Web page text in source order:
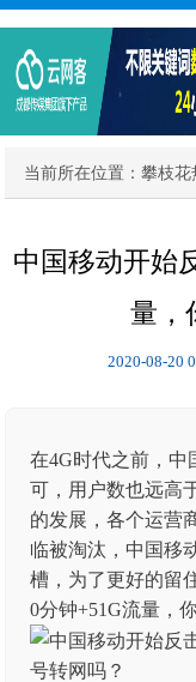
当前所在位置：攀枝花
中国移动开始
量，
2020-08-20
在4G时代之前，中
可，用户数也远高
的发展，各个运营
临被淘汰，中国移
槽，为了更好的留
0分钟+51G流量，